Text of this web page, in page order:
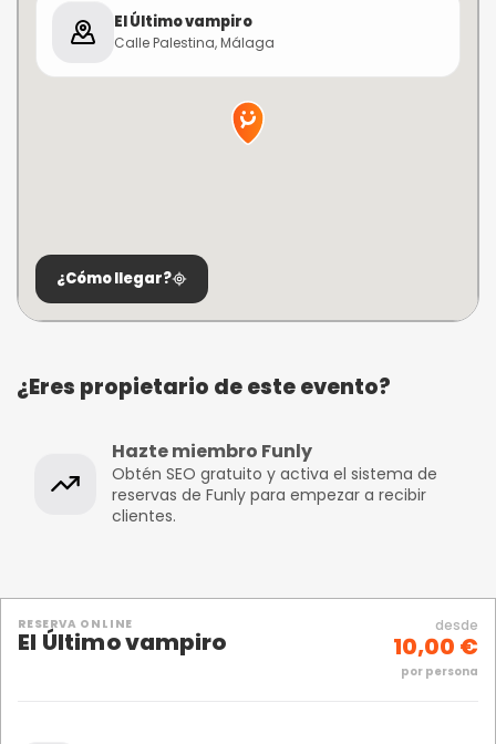
El Último vampiro
Calle Palestina, Málaga
¿Cómo llegar?
¿Eres propietario de este evento?
Hazte miembro Funly
Obtén SEO gratuito y activa el sistema de
reservas de Funly para empezar a recibir
clientes.
RESERVA ONLINE
El Último vampiro
desde
10,00 €
por persona